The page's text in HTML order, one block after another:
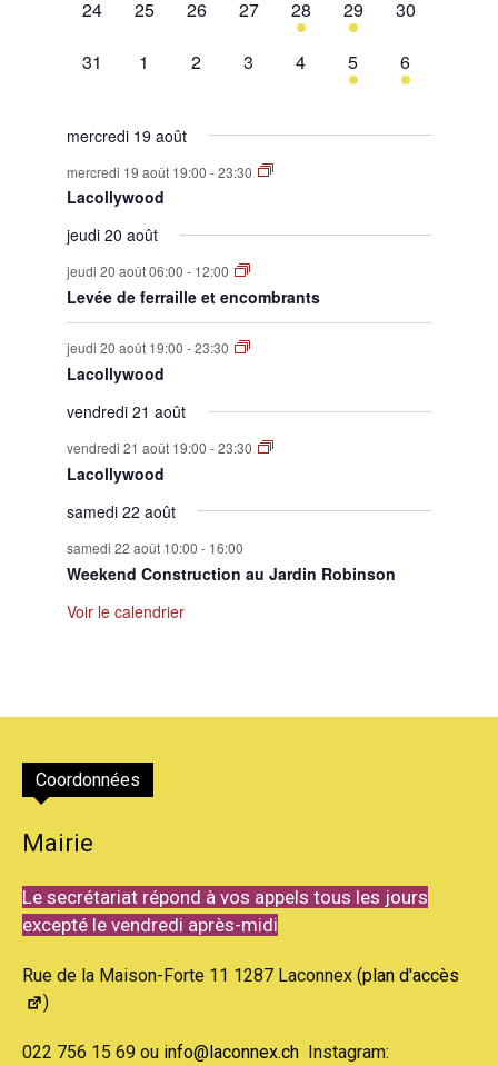
0
24
0
25
0
26
0
évènement,
27
1
évènement,
28
1
évènement,
29
0
30
0
31
0
1
0
2
0
3
0
évènement,
4
1
évènement,
5
1
évènement,
6
mercredi 19 août
mercredi 19 août 19:00 -23:30
Lacollywood
jeudi 20 août
jeudi 20 août 06:00 - 12:00
Levée de ferraille et encombrants
jeudi 20 août 19:00 -23:30
Lacollywood
vendredi 21 août
vendredi 21 août 19:00 -23:30
Lacollywood
samedi 22 août
samedi 22 août 10:00 - 16:00
Weekend Construction au Jardin Robinson
Voir le calendrier
Coordonnées
Mairie
Le secrétariat répond à vos appels tous les jours
excepté le vendredi après-midi
Rue de la Maison-Forte 11 1287 Laconnex (plan d'accès
)
022 756 15 69 ou info@laconnex.ch Instagram: